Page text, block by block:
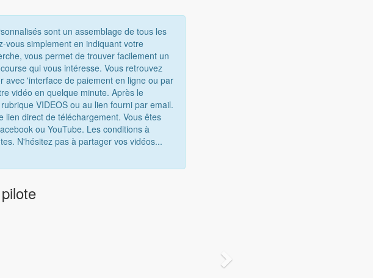
sont un assemblage de tous les
vous simplement en indiquant votre
vous permet de trouver facilement un
qui vous intéresse. Vous retrouvez
avec 'interface de paiement en ligne ou par
vidéo en quelque minute. Après le
VIDEOS ou au lien fourni par email.
lien direct de téléchargement. Vous êtes
ou YouTube. Les conditions à
N'hésitez pas à partager vos vidéos...